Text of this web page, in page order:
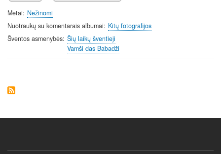
Metai
Nežinomi
Nuotraukų su komentarais albumai
Kitų fotografijos
Šventos asmenybės Šių laikų šventieji
Vamši das Babadži